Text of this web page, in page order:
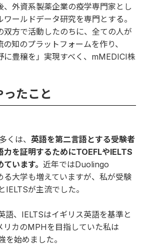
、外資系製薬企業の疫学専門家とし
ールドデータ研究を専門とする。
双方で活動したのちに、全ての人が
知のプラットフォームを作り、
に豊穣を」実現すべく、mMEDICI株
たこと
くは、 英語を第二言語とする受験者
力を証明するためにTOEFLやIELTS
います。 近年ではDuolingo
大学も増えていますが、私が受験
IELTSが主流でした。
語、IELTSはイギリス英語を基準と
リカのMPHを目指していた私は
を始めました。